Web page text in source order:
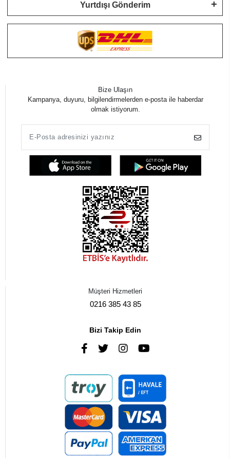
Yurtdışı Gönderim
Bize Ulaşın
Kampanya, duyuru, bilgilendirmelerden e-posta ile haberdar
olmak istiyorum.
Müşteri Hizmetleri
0216 385 43 85
Bizi Takip Edin